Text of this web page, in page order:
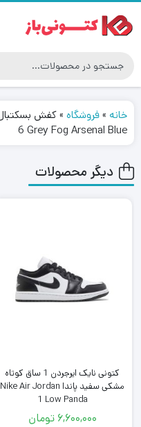
خانه »فروشگاه »
6 Grey Fog Arsenal Blue
دیگر محصولات
کتونی نایک ایرجردن 1 ساق کوتاه
مشکی سفید پاندا Nike Air Jordan
1 Low Panda
6,600,000 تومان